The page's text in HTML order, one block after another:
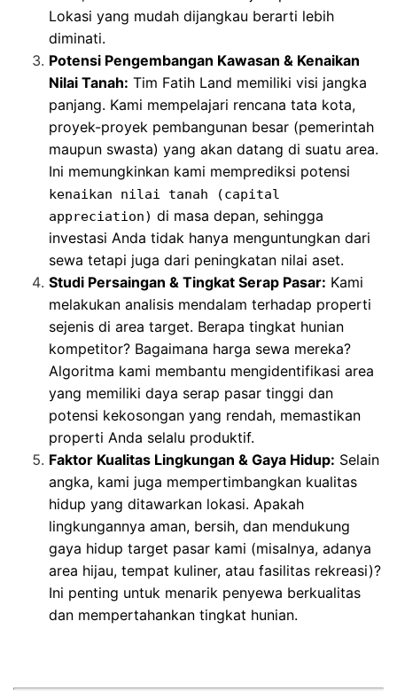
Lokasi yang mudah dijangkau berarti lebih
diminati.
Potensi Pengembangan Kawasan & Kenaikan
Nilai Tanah: Tim Fatih Land memiliki visi jangka
panjang. Kami mempelajari rencana tata kota,
proyek-proyek pembangunan besar (pemerintah
maupun swasta) yang akan datang di suatu area.
Ini memungkinkan kami memprediksi potensi
kenaikan nilai tanah (capital
appreciation) di masa depan, sehingga
investasi Anda tidak hanya menguntungkan dari
sewa tetapi juga dari peningkatan nilai aset.
Studi Persaingan & Tingkat Serap Pasar: Kami
melakukan analisis mendalam terhadap properti
sejenis di area target. Berapa tingkat hunian
kompetitor? Bagaimana harga sewa mereka?
Algoritma kami membantu mengidentifikasi area
yang memiliki daya serap pasar tinggi dan
potensi kekosongan yang rendah, memastikan
properti Anda selalu produktif.
Faktor Kualitas Lingkungan & Gaya Hidup: Selain
angka, kami juga mempertimbangkan kualitas
hidup yang ditawarkan lokasi. Apakah
lingkungannya aman, bersih, dan mendukung
gaya hidup target pasar kami (misalnya, adanya
area hijau, tempat kuliner, atau fasilitas rekreasi)?
Ini penting untuk menarik penyewa berkualitas
dan mempertahankan tingkat hunian.